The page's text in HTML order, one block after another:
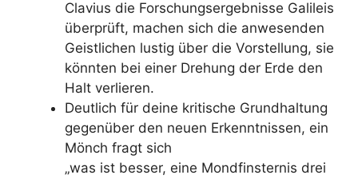
Clavius die Forschungsergebnisse Galileis
überprüft, machen sich die anwesenden
Geistlichen lustig über die Vorstellung, sie
könnten bei einer Drehung der Erde den
Halt verlieren.
Deutlich für deine kritische Grundhaltung
gegenüber den neuen Erkenntnissen, ein
Mönch fragt sich
„was ist besser, eine Mondfinsternis drei